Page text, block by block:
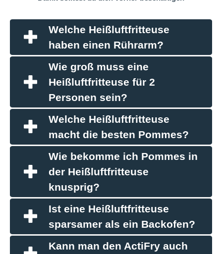
Welche Heißluftfritteuse
haben einen Rührarm?
Wie groß muss eine
Heißluftfritteuse für 2
Personen sein?
Welche Heißluftfritteuse
macht die besten Pommes?
Wie bekomme ich Pommes in
der Heißluftfritteuse
knusprig?
Ist eine Heißluftfritteuse
sparsamer als ein Backofen?
Kann man den ActiFry auch